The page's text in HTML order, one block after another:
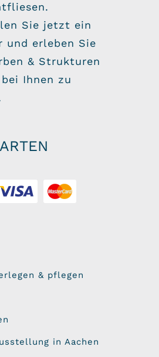
& pflegen
in Aachen
Sie jetzt ein
und erleben Sie
& Strukturen
Ihnen zu